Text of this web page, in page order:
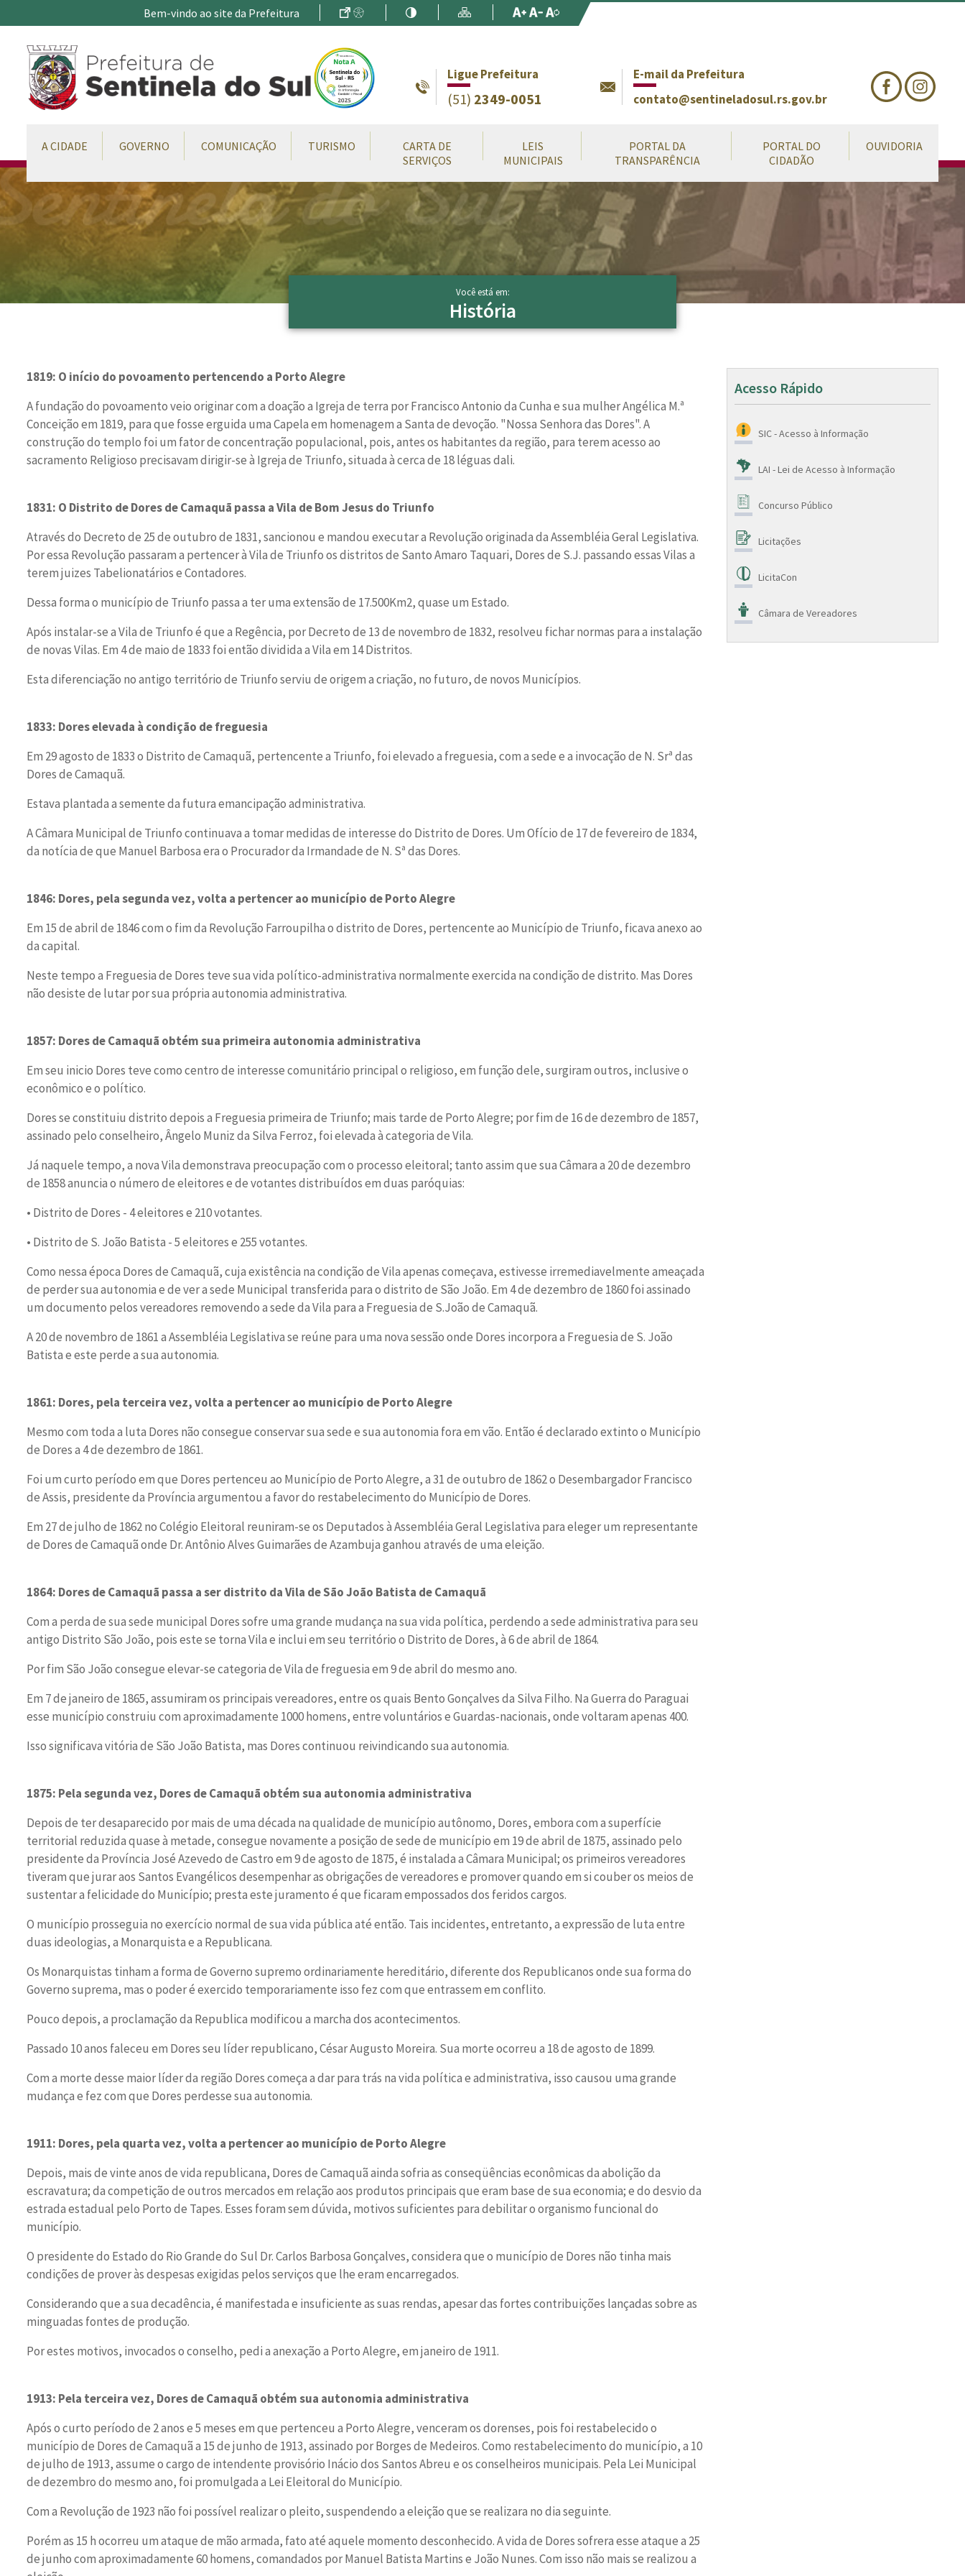
Bem-vindo ao site da Prefeitura Ir para o Conteúdo
AcessibilidadeAlto ContrasteMapa do Site Aumentar Fonte
Diminuir Fonte
Fonte Original
Ligue Prefeitura
(51) 2349-0051
E-mail da Prefeitura
contato@sentineladosul.rs.gov.br
CONTEÚDO DO MENU
A CIDADE GOVERNO COMUNICAÇÃO TURISMO
CARTA DE
SERVIÇOS
LEIS
MUNICIPAIS
PORTAL DA
TRANSPARÊNCIA
PORTAL DO
CIDADÃO
OUVIDORIA
Conteúdo Principal
Você está em:
História
1819: O início do povoamento pertencendo a Porto Alegre
A fundação do povoamento veio originar com a doação a Igreja de terra por Francisco Antonio da Cunha e sua mulher Angélica M.ª
Conceição em 1819, para que fosse erguida uma Capela em homenagem a Santa de devoção. "Nossa Senhora das Dores". A
construção do templo foi um fator de concentração populacional, pois, antes os habitantes da região, para terem acesso ao
sacramento Religioso precisavam dirigir-se à Igreja de Triunfo, situada à cerca de 18 léguas dali.
1831: O Distrito de Dores de Camaquã passa a Vila de Bom Jesus do Triunfo
Através do Decreto de 25 de outubro de 1831, sancionou e mandou executar a Revolução originada da Assembléia Geral Legislativa.
Por essa Revolução passaram a pertencer à Vila de Triunfo os distritos de Santo Amaro Taquari, Dores de S.J. passando essas Vilas a
terem juizes Tabelionatários e Contadores.
Dessa forma o município de Triunfo passa a ter uma extensão de 17.500Km2, quase um Estado.
Após instalar-se a Vila de Triunfo é que a Regência, por Decreto de 13 de novembro de 1832, resolveu fichar normas para a instalação
de novas Vilas. Em 4 de maio de 1833 foi então dividida a Vila em 14 Distritos.
Esta diferenciação no antigo território de Triunfo serviu de origem a criação, no futuro, de novos Municípios.
1833: Dores elevada à condição de freguesia
Em 29 agosto de 1833 o Distrito de Camaquã, pertencente a Triunfo, foi elevado a freguesia, com a sede e a invocação de N. Srª das
Dores de Camaquã.
Estava plantada a semente da futura emancipação administrativa.
A Câmara Municipal de Triunfo continuava a tomar medidas de interesse do Distrito de Dores. Um Ofício de 17 de fevereiro de 1834,
da notícia de que Manuel Barbosa era o Procurador da Irmandade de N. Sª das Dores.
1846: Dores, pela segunda vez, volta a pertencer ao município de Porto Alegre
Em 15 de abril de 1846 com o fim da Revolução Farroupilha o distrito de Dores, pertencente ao Município de Triunfo, ficava anexo ao
da capital.
Neste tempo a Freguesia de Dores teve sua vida político-administrativa normalmente exercida na condição de distrito. Mas Dores
não desiste de lutar por sua própria autonomia administrativa.
1857: Dores de Camaquã obtém sua primeira autonomia administrativa
Em seu inicio Dores teve como centro de interesse comunitário principal o religioso, em função dele, surgiram outros, inclusive o
econômico e o político.
Dores se constituiu distrito depois a Freguesia primeira de Triunfo; mais tarde de Porto Alegre; por fim de 16 de dezembro de 1857,
assinado pelo conselheiro, Ângelo Muniz da Silva Ferroz, foi elevada à categoria de Vila.
Já naquele tempo, a nova Vila demonstrava preocupação com o processo eleitoral; tanto assim que sua Câmara a 20 de dezembro
de 1858 anuncia o número de eleitores e de votantes distribuídos em duas paróquias:
• Distrito de Dores - 4 eleitores e 210 votantes.
• Distrito de S. João Batista - 5 eleitores e 255 votantes.
Como nessa época Dores de Camaquã, cuja existência na condição de Vila apenas começava, estivesse irremediavelmente ameaçada
de perder sua autonomia e de ver a sede Municipal transferida para o distrito de São João. Em 4 de dezembro de 1860 foi assinado
um documento pelos vereadores removendo a sede da Vila para a Freguesia de S.João de Camaquã.
A 20 de novembro de 1861 a Assembléia Legislativa se reúne para uma nova sessão onde Dores incorpora a Freguesia de S. João
Batista e este perde a sua autonomia.
1861: Dores, pela terceira vez, volta a pertencer ao município de Porto Alegre
Mesmo com toda a luta Dores não consegue conservar sua sede e sua autonomia fora em vão. Então é declarado extinto o Município
de Dores a 4 de dezembro de 1861.
Foi um curto período em que Dores pertenceu ao Município de Porto Alegre, a 31 de outubro de 1862 o Desembargador Francisco
de Assis, presidente da Província argumentou a favor do restabelecimento do Município de Dores.
Em 27 de julho de 1862 no Colégio Eleitoral reuniram-se os Deputados à Assembléia Geral Legislativa para eleger um representante
de Dores de Camaquã onde Dr. Antônio Alves Guimarães de Azambuja ganhou através de uma eleição.
1864: Dores de Camaquã passa a ser distrito da Vila de São João Batista de Camaquã
Com a perda de sua sede municipal Dores sofre uma grande mudança na sua vida política, perdendo a sede administrativa para seu
antigo Distrito São João, pois este se torna Vila e inclui em seu território o Distrito de Dores, à 6 de abril de 1864.
Por fim São João consegue elevar-se categoria de Vila de freguesia em 9 de abril do mesmo ano.
Em 7 de janeiro de 1865, assumiram os principais vereadores, entre os quais Bento Gonçalves da Silva Filho. Na Guerra do Paraguai
esse município construiu com aproximadamente 1000 homens, entre voluntários e Guardas-nacionais, onde voltaram apenas 400.
Isso significava vitória de São João Batista, mas Dores continuou reivindicando sua autonomia.
1875: Pela segunda vez, Dores de Camaquã obtém sua autonomia administrativa
Depois de ter desaparecido por mais de uma década na qualidade de município autônomo, Dores, embora com a superfície
territorial reduzida quase à metade, consegue novamente a posição de sede de município em 19 de abril de 1875, assinado pelo
presidente da Província José Azevedo de Castro em 9 de agosto de 1875, é instalada a Câmara Municipal; os primeiros vereadores
tiveram que jurar aos Santos Evangélicos desempenhar as obrigações de vereadores e promover quando em si couber os meios de
sustentar a felicidade do Município; presta este juramento é que ficaram empossados dos feridos cargos.
O município prosseguia no exercício normal de sua vida pública até então. Tais incidentes, entretanto, a expressão de luta entre
duas ideologias, a Monarquista e a Republicana.
Os Monarquistas tinham a forma de Governo supremo ordinariamente hereditário, diferente dos Republicanos onde sua forma do
Governo suprema, mas o poder é exercido temporariamente isso fez com que entrassem em conflito.
Pouco depois, a proclamação da Republica modificou a marcha dos acontecimentos.
Passado 10 anos faleceu em Dores seu líder republicano, César Augusto Moreira. Sua morte ocorreu a 18 de agosto de 1899.
Com a morte desse maior líder da região Dores começa a dar para trás na vida política e administrativa, isso causou uma grande
mudança e fez com que Dores perdesse sua autonomia.
1911: Dores, pela quarta vez, volta a pertencer ao município de Porto Alegre
Depois, mais de vinte anos de vida republicana, Dores de Camaquã ainda sofria as conseqüências econômicas da abolição da
escravatura; da competição de outros mercados em relação aos produtos principais que eram base de sua economia; e do desvio da
estrada estadual pelo Porto de Tapes. Esses foram sem dúvida, motivos suficientes para debilitar o organismo funcional do
município.
O presidente do Estado do Rio Grande do Sul Dr. Carlos Barbosa Gonçalves, considera que o município de Dores não tinha mais
condições de prover às despesas exigidas pelos serviços que lhe eram encarregados.
Considerando que a sua decadência, é manifestada e insuficiente as suas rendas, apesar das fortes contribuições lançadas sobre as
minguadas fontes de produção.
Por estes motivos, invocados o conselho, pedi a anexação a Porto Alegre, em janeiro de 1911.
1913: Pela terceira vez, Dores de Camaquã obtém sua autonomia administrativa
Após o curto período de 2 anos e 5 meses em que pertenceu a Porto Alegre, venceram os dorenses, pois foi restabelecido o
município de Dores de Camaquã a 15 de junho de 1913, assinado por Borges de Medeiros. Como restabelecimento do município, a 10
de julho de 1913, assume o cargo de intendente provisório Inácio dos Santos Abreu e os conselheiros municipais. Pela Lei Municipal
de dezembro do mesmo ano, foi promulgada a Lei Eleitoral do Município.
Com a Revolução de 1923 não foi possível realizar o pleito, suspendendo a eleição que se realizara no dia seguinte.
Porém as 15 h ocorreu um ataque de mão armada, fato até aquele momento desconhecido. A vida de Dores sofrera esse ataque a 25
de junho com aproximadamente 60 homens, comandados por Manuel Batista Martins e João Nunes. Com isso não mais se realizou a
Acesso Rápido
SIC - Acesso à Informação
LAI - Lei de Acesso à Informação
Concurso Público
Licitações
LicitaCon
Câmara de Vereadores